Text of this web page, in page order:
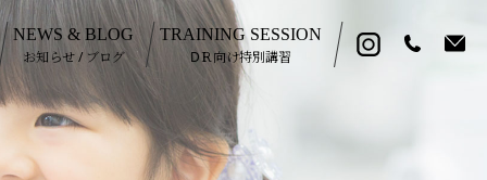
NEWS & BLOG
お知らせ / ブログ
TRAINING SESSION
DＲ向け特別講習